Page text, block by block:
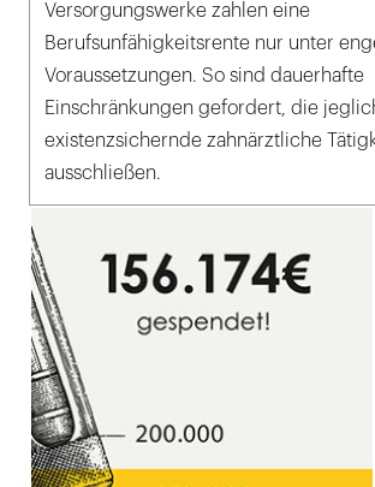
Versorgungswerke zahlen eine
Berufsunfähigkeitsrente nur unter
Voraussetzungen. So sind dauerhafte
Einschränkungen gefordert, die
existenzsichernde zahnärztliche
ausschließen.